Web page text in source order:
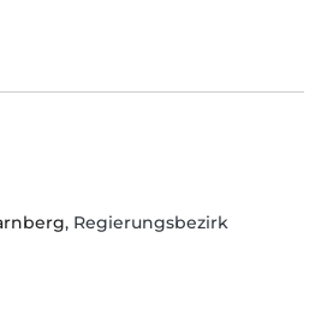
, Regierungsbezirk